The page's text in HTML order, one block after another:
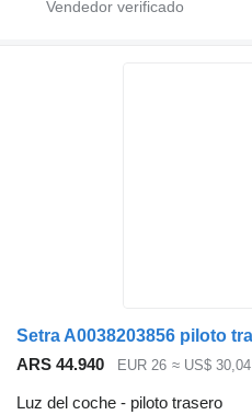
ARS 44.940 EUR 26 ≈ US$ 30,04
Luz del coche - piloto trasero